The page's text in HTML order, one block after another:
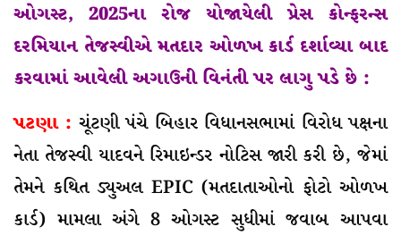
ઓગસ્ટ, 2025ના રોજ યોજાયેલી પ્રેસ કોન્ફરન્સ
દરમિયાન તેજસ્વીએ મતદાર ઓળખ કાર્ડ દર્શાવ્યા બાદ
કરવામાં આવેલી અગાઉની વિનંતી પર લાગુ પડે છે :
પટણા : ચૂંટણી પંચે બિહાર વિધાનસભામાં વિરોધ પક્ષના
નેતા તેજસ્વી યાદવને રિમાઇન્ડર નોટિસ જારી કરી છે, જેમાં
તેમને કથિત ડ્યુઅલ EPIC (મતદાતાઓનો ફોટો ઓળખ
કાર્ડ) મામલા અંગે 8 ઓગસ્ટ સુધીમાં જવાબ આપવા